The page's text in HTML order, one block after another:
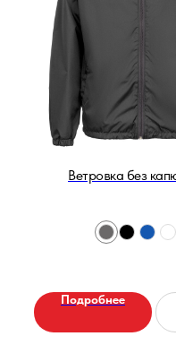
Ветровка без
Подробнее